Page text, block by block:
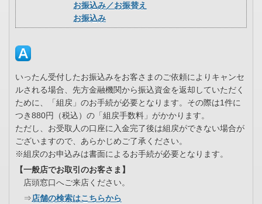
お振込み／お振替え
お振込み
いったん受付したお振込みをお客さまのご依頼によりキャンセ
ルされる場合、先方金融機関から振込資金を返却していただく
ために、「組戻」のお手続が必要となります。その際は1件に
つき880円（税込）の「組戻手数料」がかかります。
ただし、お受取人の口座に入金完了後は組戻ができない場合が
ございますので、あらかじめご了承ください。
※組戻のお申込みは書面によるお手続が必要となります。
【一般店でお取引のお客さま】
店頭窓口へご来店ください。
⇒店舗の検索はこちらから